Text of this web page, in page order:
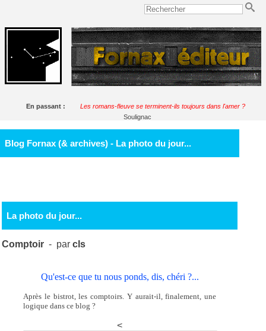
En passant :
Les romans-fleuve se terminent-ils toujours dans l'amer ?
Soulignac
Blog Fornax (& archives) - La photo du jour...
La photo du jour...
Comptoir - parcls
Qu'est-ce que tu nous ponds, dis, chéri ?...
Après le bistrot, les comptoirs. Y aurait-il, finalement, une
logique dans ce blog ?
<